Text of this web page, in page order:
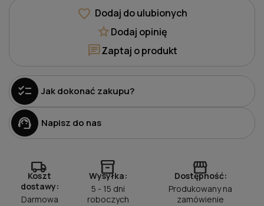
favorite Dodaj do ulubionych
starDodaj opinię
chatZaptaj o produkt
checklist Jak dokonać zakupu?
support_agent Napisz do nas
local_shipping
Koszt
dostawy:
Darmowa
inventory_2
Wysyłka:
5 - 15 dni
roboczych
storefront
Dostępność:
Produkowany na
zamówienie